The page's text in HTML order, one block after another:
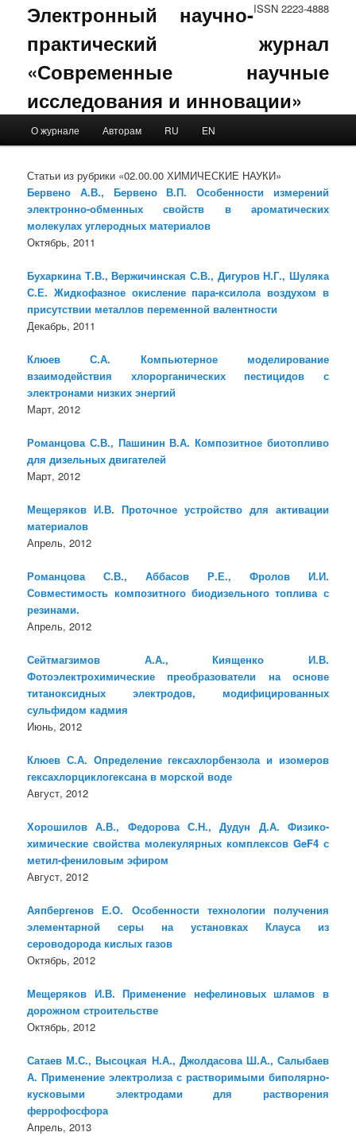
ISSN 2223-4888
Электронный научно-
практический журнал
«Современные научные
исследования и инновации»
Skip to primary content
Skip to secondary content
О журнале Авторам RU EN
Статьи из рубрики «02.00.00 ХИМИЧЕСКИЕ НАУКИ»
Бервено А.В., Бервено В.П. Особенности измерений
электронно-обменных свойств в ароматических
молекулах углеродных материалов
Октябрь, 2011
Бухаркина Т.В., Вержичинская С.В., Дигуров Н.Г., Шуляка
С.Е. Жидкофазное окисление пара-ксилола воздухом в
присутствии металлов переменной валентности
Декабрь, 2011
Клюев С.А. Компьютерное моделирование
взаимодействия хлорорганических пестицидов с
электронами низких энергий
Март, 2012
Романцова С.В., Пашинин В.А. Композитное биотопливо
для дизельных двигателей
Март, 2012
Мещеряков И.В. Проточное устройство для активации
материалов
Апрель, 2012
Романцова С.В., Аббасов Р.Е., Фролов И.И.
Совместимость композитного биодизельного топлива с
резинами.
Апрель, 2012
Сейтмагзимов А.А., Киященко И.В.
Фотоэлектрохимические преобразователи на основе
титаноксидных электродов, модифицированных
сульфидом кадмия
Июнь, 2012
Клюев С.А. Определение гексахлорбензола и изомеров
гексахлорциклогексана в морской воде
Август, 2012
Хорошилов А.В., Федорова С.Н., Дудун Д.А. Физико-
химические свойства молекулярных комплексов GeF4 с
метил-фениловым эфиром
Август, 2012
Аяпбергенов Е.О. Особенности технологии получения
элементарной серы на установках Клауса из
сероводорода кислых газов
Октябрь, 2012
Мещеряков И.В. Применение нефелиновых шламов в
дорожном строительстве
Октябрь, 2012
Сатаев М.С., Высоцкая Н.А., Джолдасова Ш.А., Салыбаев
А. Применение электролиза с растворимыми биполярно-
кусковыми электродами для растворения
феррофосфора
Апрель, 2013